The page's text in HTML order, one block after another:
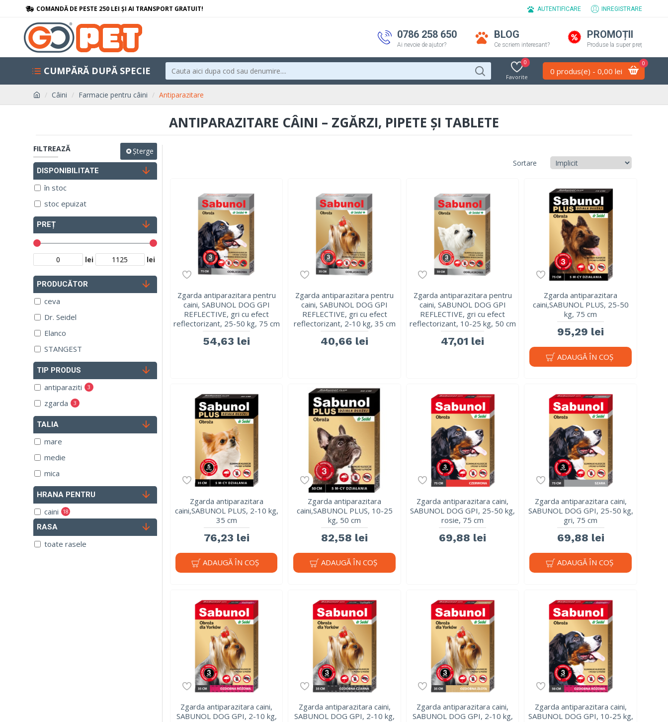
COMANDĂ DE PESTE 250 LEI ȘI AI TRANSPORT GRATUIT! AUTENTIFICARE INREGISTRARE
0786 258 650
Ai nevoie de ajutor?
BLOG
Ce scriem interesant?
PROMOȚII
Produse la super preț
CUMPĂRĂ DUPĂ SPECIE
Favorite
0
0 produs(e) - 0,00 lei
0
Câini Farmacie pentru câini Antiparazitare
ANTIPARAZITARE CÂINI – ZGĂRZI, PIPETE ȘI TABLETE
FILTREAZĂ Șterge
PREȚ
lei lei
PRODUCĂTOR
ceva
Dr. Seidel
Elanco
STANGEST
TIP PRODUS
antiparaziti 3
zgarda 3
HRANA PENTRU
caini 18
pisici
TALIA
mare
medie
mica
RASA
toate rasele
DISPONIBILITATE
în stoc
stoc epuizat
Sortare
Zgarda antiparazitara pentru
caini, SABUNOL DOG GPI
REFLECTIVE, gri cu efect
reflectorizant, 25-50 kg, 75 cm
54,63 lei
Zgarda antiparazitara pentru
caini, SABUNOL DOG GPI
REFLECTIVE, gri cu efect
reflectorizant, 2-10 kg, 35 cm
40,66 lei
Zgarda antiparazitara pentru
caini, SABUNOL DOG GPI
REFLECTIVE, gri cu efect
reflectorizant, 10-25 kg, 50 cm
47,01 lei
Zgarda antiparazitara
caini,SABUNOL PLUS, 25-50
kg, 75 cm
95,29 lei
ADAUGĂ ÎN COŞ
Zgarda antiparazitara
caini,SABUNOL PLUS, 2-10 kg,
35 cm
76,23 lei
ADAUGĂ ÎN COŞ
Zgarda antiparazitara
caini,SABUNOL PLUS, 10-25
kg, 50 cm
82,58 lei
ADAUGĂ ÎN COŞ
Zgarda antiparazitara caini,
SABUNOL DOG GPI, 25-50 kg,
rosie, 75 cm
69,88 lei
Zgarda antiparazitara caini,
SABUNOL DOG GPI, 25-50 kg,
gri, 75 cm
69,88 lei
ADAUGĂ ÎN COŞ
Zgarda antiparazitara caini,
SABUNOL DOG GPI, 2-10 kg,
Zgarda antiparazitara caini,
SABUNOL DOG GPI, 2-10 kg,
Zgarda antiparazitara caini,
SABUNOL DOG GPI, 2-10 kg,
Zgarda antiparazitara caini,
SABUNOL DOG GPI, 10-25 kg,